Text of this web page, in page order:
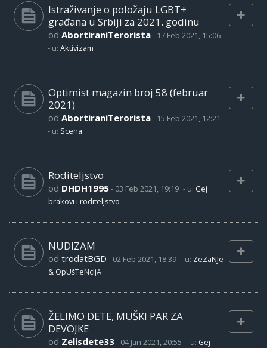
Istraživanje o položaju LGBT+
građana u Srbiji za 2021. godinu
od AbortiraniTerorista- 17 Feb 2021, 15:06
- u: Aktivizam
Optimist magazin broj 58 (februar
2021)
od AbortiraniTerorista- 15 Feb 2021, 12:21
- u: Scena
Roditeljstvo
od DHDH1995- 03 Feb 2021, 19:19 - u: Gej
brakovi i roditeljstvo
NUDIZAM
od trodatBGD - 02 Feb 2021, 18:39 - u: ZeZaNJe
& OpUšTeNcIjA
ŽELIMO DETE, MUŠKI PAR ZA
DEVOJKE
od Zelisdete33- 04 Jan 2021, 20:55 - u: Gej